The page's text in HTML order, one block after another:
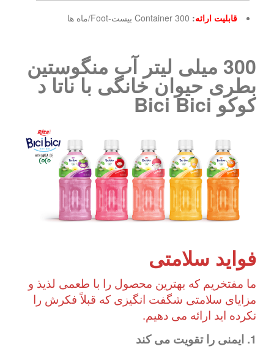
قابلیت ارائه: 300 Container بیست-Foot/ماه ها
300 میلی لیتر آب منگوستین
بطری حیوان خانگی با ناتا د
کوکو Bici Bici
فواید سلامتی
ما مفتخریم که بهترین محصول را با طعمی لذیذ و
مزایای سلامتی شگفت انگیزی که قبلاً فکرش را
نکرده اید ارائه می دهیم.
1. ایمنی را تقویت می کند